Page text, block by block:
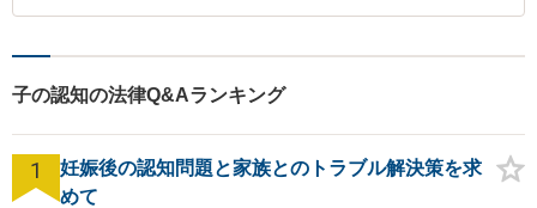
子の認知の法律Q&Aランキング
1
妊娠後の認知問題と家族とのトラブル解決策を求
めて